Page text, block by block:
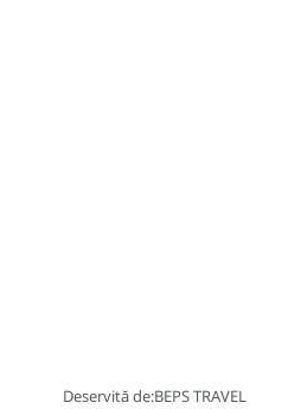
Deservită de:BEPS TRAVEL